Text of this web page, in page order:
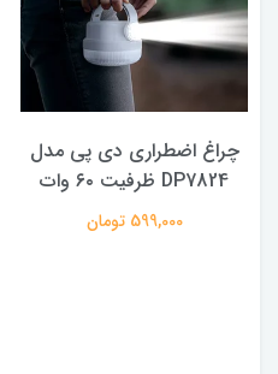
چراغ اضطراری دی پی مدل
DP7824 ظرفیت ۶۰ وات
599,000 تومان